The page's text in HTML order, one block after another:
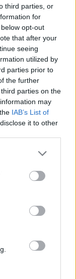
third parties, or
for
opt-out
that after your
seeing
utilized by
parties prior to
the further
parties on the
may
IAB’s List of
it to other
alle 6:00 di
tra Terre di
Bologna.
nel suddetto tratto,
alle 6:00 di
di Terre di
SP111, via
Tienanmen,
A1 alla stazione di